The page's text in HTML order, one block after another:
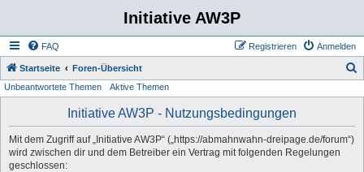
Initiative AW3P
FAQ Anmelden
Registrieren
Startseite Foren-Übersicht
Unbeantwortete Themen Aktive Themen
Initiative AW3P - Nutzungsbedingungen
Mit dem Zugriff auf „Initiative AW3P“ („https://abmahnwahn-dreipage.de/forum“)
wird zwischen dir und dem Betreiber ein Vertrag mit folgenden Regelungen
geschlossen: